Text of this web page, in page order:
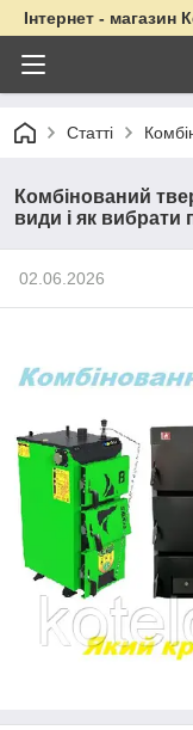
Інтернет - магазин
Статті
Комбінований
види і як вибрати
02.06.2026